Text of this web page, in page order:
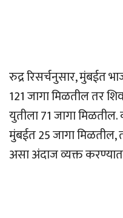
रुद्र रिसर्चनुसार, मुंबईत
121 जागा मिळतील तर
युतीला 71 जागा
मुंबईत 25 जागा मिळतील,
असा अंदाज व्यक्त